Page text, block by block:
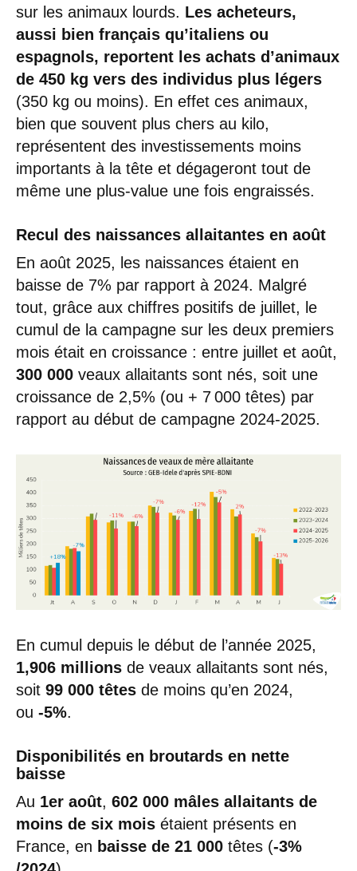
sur les animaux lourds. Les acheteurs,
aussi bien français qu’italiens ou
espagnols, reportent les achats d’animaux
de 450 kg vers des individus plus légers
(350 kg ou moins). En effet ces animaux,
bien que souvent plus chers au kilo,
représentent des investissements moins
importants à la tête et dégageront tout de
même une plus-value une fois engraissés.
Recul des naissances allaitantes en août
En août 2025, les naissances étaient en
baisse de 7% par rapport à 2024. Malgré
tout, grâce aux chiffres positifs de juillet, le
cumul de la campagne sur les deux premiers
mois était en croissance : entre juillet et août,
300 000 veaux allaitants sont nés, soit une
croissance de 2,5% (ou + 7 000 têtes) par
rapport au début de campagne 2024-2025.
En cumul depuis le début de l’année 2025,
1,906 millions de veaux allaitants sont nés,
soit 99 000 têtes de moins qu’en 2024,
ou -5%.
Disponibilités en broutards en nette
baisse
Au 1er août, 602 000 mâles allaitants de
moins de six mois étaient présents en
France, en baisse de 21 000 têtes (-3%